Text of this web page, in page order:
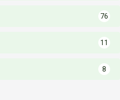
76
11
8